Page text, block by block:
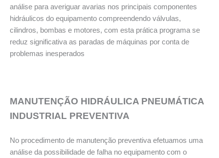
análise para averiguar avarias nos principais componentes
hidráulicos do equipamento compreendendo válvulas,
cilindros, bombas e motores, com esta prática programa se
reduz significativa as paradas de máquinas por conta de
problemas inesperados
MANUTENÇÃO HIDRÁULICA PNEUMÁTICA
INDUSTRIAL PREVENTIVA
No procedimento de manutenção preventiva efetuamos uma
análise da possibilidade de falha no equipamento com o